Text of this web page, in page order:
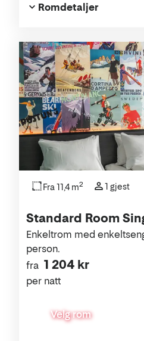
Romdetaljer
Standard Room
fra 1 204 kr
per natt
Enkeltrom med
person.
Velg rom
Fra 11,4 m2 1 gjest